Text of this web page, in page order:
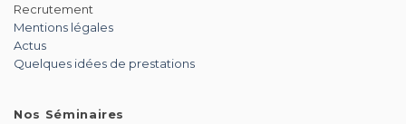
Recrutement
Mentions légales
Actus
Quelques idées de prestations
Nos Séminaires